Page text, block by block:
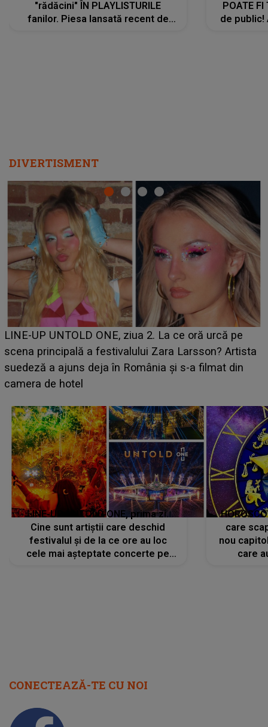
"rădăcini" ÎN PLAYLISTURILE
fanilor. Piesa lansată recent de
POATE FI
de public!
DIVERTISMENT
Ce a dezvăluit noua concurentă din "Casa Iubirii" l-a
luat prin surprindere pe Emanuel. CINE ESTE
BĂIATUL VIZAT de Alexandra?! Aflându-se în fața
faptului împlinit, A RECUNOSCUT IMEDIAT: "Am
LINE-UP UNTOLD ONE, prima zi.
Cine sunt artiștii care deschid
festivalul și de la ce ore au loc
cele mai așteptate concerte pe
care
nou
care
CONECTEAZĂ-TE CU NOI